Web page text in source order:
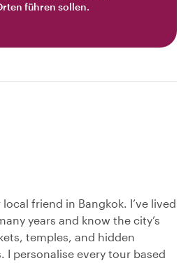
führen sollen.
friend in Bangkok. I’ve lived
years and know the city’s
temples, and hidden
I personalise every tour based